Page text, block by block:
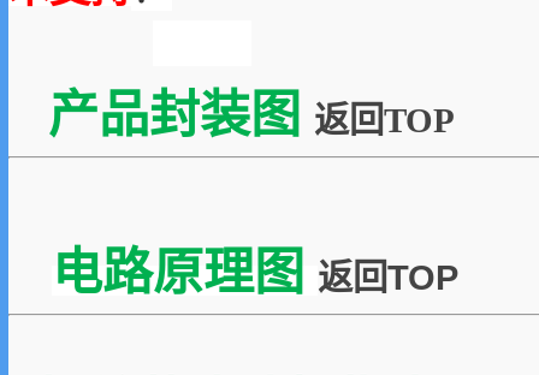
产品封装图 返回TOP
电路原理图 返回TOP